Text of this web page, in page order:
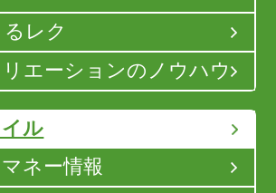
レク
エーションのノウハウ
ル
ネー情報